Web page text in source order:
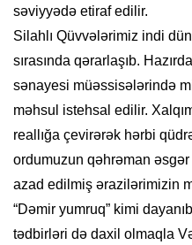
səviyyədə etiraf edilir.
Silahlı Qüvvələrimiz indi
sırasında qərarlaşıb.
sənayesi müəssisələrində
məhsul istehsal edilir.
reallığa çevirərək hərbi
ordumuzun qəhrəman
azad edilmiş ərazilərimizin
“Dəmir yumruq” kimi
tədbirləri də daxil olmaqla